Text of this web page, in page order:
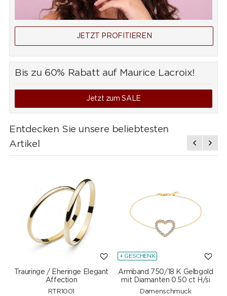
JETZT PROFITIEREN
Bis zu 60% Rabatt auf Maurice Lacroix!
Jetzt zum SALE
Entdecken Sie unsere beliebtesten
Artikel
Trauringe / Eheringe Elegant
Affection
RTR1001
+ GESCHENK
Armband 750/18 K Gelbgold
mit Diamanten 0.50 ct H/si
Damenschmuck